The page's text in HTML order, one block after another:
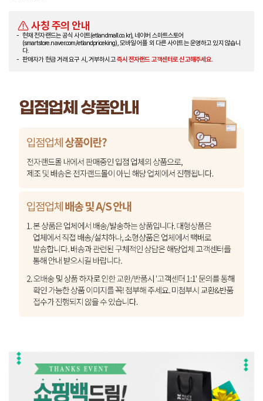
사칭 주의 안내
현재 전자랜드는 공식 사이트(etlandmall.co.kr), 네이버 스마트스토어
(smartstore.naver.com/etlandpriceking), 모바일 어플 외 다른 사이트는 운영하고 있지 않습니
다.
판매자가 현금 거래 요구 시, 거부하시고즉시 전자랜드 고객센터로 신고해주세요.